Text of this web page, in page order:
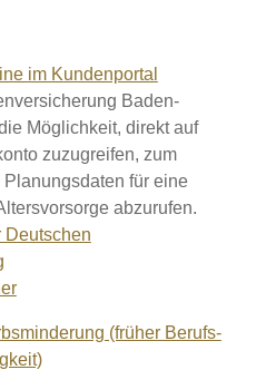
im Kundenportal
Baden-
Möglichkeit, direkt auf
zuzugreifen, zum
für eine
abzurufen.
Deutschen
(früher Berufs-